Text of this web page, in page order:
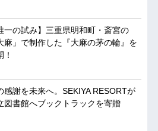
一の試み】三重県明和町・斎宮の
麻」で制作した『大麻の茅の輪』を
感謝を未来へ。SEKIYA RESORTが
図書館へブックトラックを寄贈